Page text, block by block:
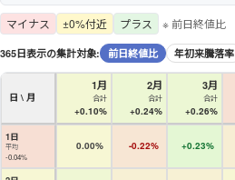
マイナス ±0%付近 プラス ※ 前日終値比
365日表示の集計対象: 前日終値比 年初来騰落率
日 \ 月
1月
合計
+0.10%
2月
合計
+0.24%
3月
合計
+0.26%
1日
平均
-0.04%
0.00% -0.22% +0.23%